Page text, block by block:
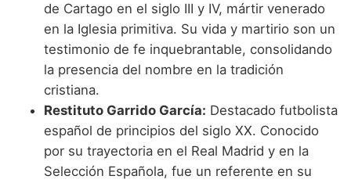
de Cartago en el siglo III y IV, mártir venerado
en la Iglesia primitiva. Su vida y martirio son un
testimonio de fe inquebrantable, consolidando
la presencia del nombre en la tradición
cristiana.
Restituto Garrido García: Destacado futbolista
español de principios del siglo XX. Conocido
por su trayectoria en el Real Madrid y en la
Selección Española, fue un referente en su